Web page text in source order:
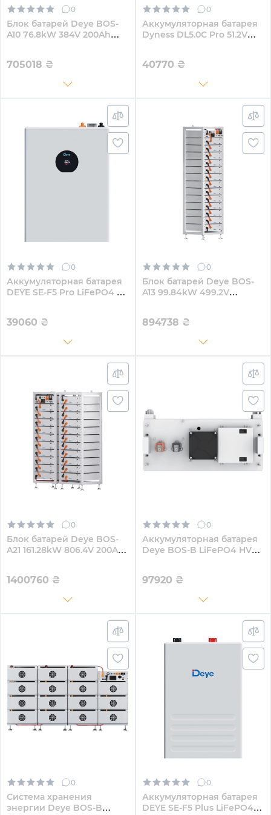
0
Блок батарей Deye BOS-
A10 76.8kW 384V 200Ah
705018 ₴
0
Аккумуляторная батарея
Dyness DL5.0C Pro 51.2V
40770 ₴
0
Аккумуляторная батарея
DEYE SE-F5 Pro LiFePO4 LV
39060 ₴
0
Блок батарей Deye BOS-
A13 99.84kW 499.2V
894738 ₴
0
Блок батарей Deye BOS-
A21 161.28kW 806.4V 200Ah
1400760 ₴
0
Аккумуляторная батарея
Deye BOS-B LiFePO4 HV
97920 ₴
0
Система хранения
энергии Deye BOS-B
0
Аккумуляторная батарея
DEYE SE-F5 Plus LiFePO4